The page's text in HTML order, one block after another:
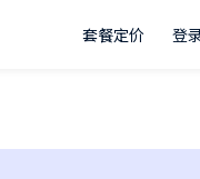
套餐定价 登